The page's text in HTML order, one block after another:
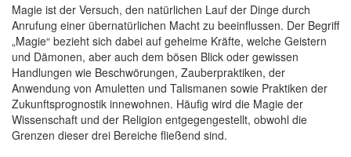
Magie ist der Versuch, den natürlichen Lauf der Dinge durch
Anrufung einer übernatürlichen Macht zu beeinflussen. Der Begriff
„Magie“ bezieht sich dabei auf geheime Kräfte, welche Geistern
und Dämonen, aber auch dem bösen Blick oder gewissen
Handlungen wie Beschwörungen, Zauberpraktiken, der
Anwendung von Amuletten und Talismanen sowie Praktiken der
Zukunftsprognostik innewohnen. Häufig wird die Magie der
Wissenschaft und der Religion entgegengestellt, obwohl die
Grenzen dieser drei Bereiche fließend sind.